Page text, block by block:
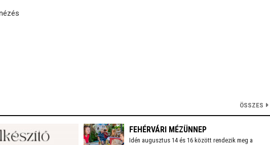
ÖSSZES
FEHÉRVÁRI MÉZÜNNEP
Idén augusztus 14 és 16 között rendezik meg a